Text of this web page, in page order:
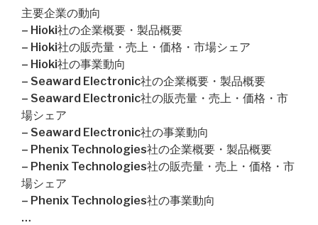
主要企業の動向
– Hioki社の企業概要・製品概要
– Hioki社の販売量・売上・価格・市場シェア
– Hioki社の事業動向
– Seaward Electronic社の企業概要・製品概要
– Seaward Electronic社の販売量・売上・価格・市
場シェア
– Seaward Electronic社の事業動向
– Phenix Technologies社の企業概要・製品概要
– Phenix Technologies社の販売量・売上・価格・市
場シェア
– Phenix Technologies社の事業動向
…